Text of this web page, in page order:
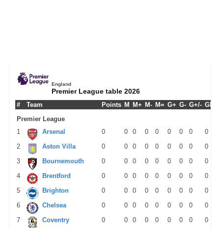
England
Premier League table 2026
# Team Points M M+ M- M= G+ G- G+/- GPM
Premier League
1
Arsenal 0 0 0 0 0 0 0 0
0
2
Aston Villa 0 0 0 0 0 0 0 0
0
3
Bournemouth 0 0 0 0 0 0 0 0
0
4
Brentford 0 0 0 0 0 0 0 0
0
5
Brighton 0 0 0 0 0 0 0 0
0
6
Chelsea 0 0 0 0 0 0 0 0
0
7
Coventry 0 0 0 0 0 0 0 0 0